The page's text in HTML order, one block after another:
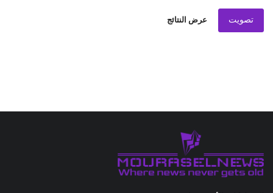
تصويت عرض النتائج